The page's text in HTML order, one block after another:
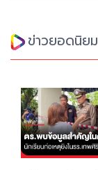
ข่าวยอดนิยม